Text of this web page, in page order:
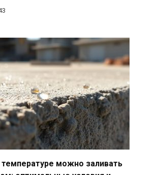
температуре можно заливать